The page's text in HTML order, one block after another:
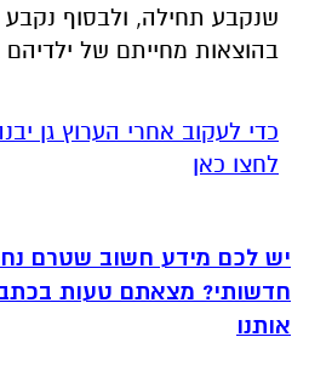
שנקבע תחילה, ולבסוף נקבע
בהוצאות מחייתם של ילדיהם
לחצו כאן
יש לכם מידע חשוב שטרם
חדשותי? מצאתם טעות
אותנו